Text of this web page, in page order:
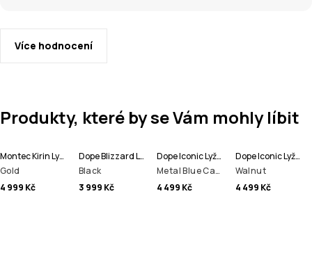
Více hodnocení
Produkty, které by se Vám mohly líbit
Montec Kirin Lyžařské Kalhoty Men
Gold
4 999 Kč
Dope Blizzard Lyžařské Kalhoty Men
Black
3 999 Kč
Dope Iconic Lyžařské Kalhoty Men
Metal Blue Camo
4 499 Kč
Dope Iconic Lyžařské Kalhoty Men
Walnut
4 499 Kč